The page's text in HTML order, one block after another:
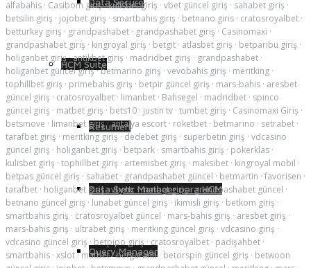
HCM Suite
Resumen
Data Sync Manager para HCM
Query Manager
alfabahis · Casibom giriş·kulisbet giriş · vbet güncel giriş · sahabet giriş ·
betsilin giriş · jojobet giriş · smartbahis giriş · betnano giris · cratosroyalbet ·
betturkey giriş · grandpashabet · grandpashabet giriş · Casinomaxi ·
grandpashabet giriş · kingroyal giriş · betgit · atlasbet giriş · betparibu giriş ·
holiganbet giriş·antikbet giriş · madridbet giriş · grandpashabet ·
holiganbet güncel giriş·betmarino giriş · vevobahis giriş · meritking ·
tophillbet giriş · primebahis giriş · betpir güncel giriş · mars-bahis · aresbet
güncel giriş · cratosroyalbet · limanbet · Bahsegel · madridbet · spinco
güncel giriş · matbet giriş · bets10 · justin tv · tumbet giriş · Casinomaxi Giriş ·
betsmove · limanbet giriş·antalya escort · roketbet · betmarino · setrabet ·
tarafbet giriş · meritking giriş · dedebet giriş · superbetin giriş · vdcasino
güncel giriş · holiganbet giriş · betpark · smartbahis giriş · pokerklas ·
kulisbet giriş · tophillbet giriş · artemisbet giriş · maksibet · kingroyal mobil ·
betpas güncel giriş · sahabet · grandpashabet güncel · betmartin · favorisen ·
tarafbet · holiganbet giriş·vbettr ·matbet giriş·grandpashabet güncel ·
betnano güncel giriş · lunabet güncel giriş · ikimisli giriş · betkom giriş ·
smartbahis giriş · cratosroyalbet güncel · mars-bahis giriş · aresbet giriş ·
mars-bahis giriş · ultrabet giriş · meritking güncel giriş · vdcasino giriş ·
vdcasino güncel giriş · betpipo giriş · cratosroyalbet · padişahbet ·
smartbahis · xslot·matbet·betgaranti· betorspin güncel giriş · betwoon